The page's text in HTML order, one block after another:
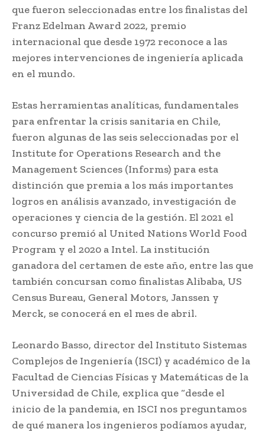
que fueron seleccionadas entre los finalistas del
Franz Edelman Award 2022, premio
internacional que desde 1972 reconoce a las
mejores intervenciones de ingeniería aplicada
en el mundo.
Estas herramientas analíticas, fundamentales
para enfrentar la crisis sanitaria en Chile,
fueron algunas de las seis seleccionadas por el
Institute for Operations Research and the
Management Sciences (Informs) para esta
distinción que premia a los más importantes
logros en análisis avanzado, investigación de
operaciones y ciencia de la gestión. El 2021 el
concurso premió al United Nations World Food
Program y el 2020 a Intel. La institución
ganadora del certamen de este año, entre las que
también concursan como finalistas Alibaba, US
Census Bureau, General Motors, Janssen y
Merck, se conocerá en el mes de abril.
Leonardo Basso, director del Instituto Sistemas
Complejos de Ingeniería (ISCI) y académico de la
Facultad de Ciencias Físicas y Matemáticas de la
Universidad de Chile, explica que “desde el
inicio de la pandemia, en ISCI nos preguntamos
de qué manera los ingenieros podíamos ayudar,